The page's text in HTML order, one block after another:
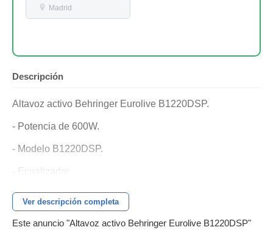
Madrid
Descripción
Altavoz activo Behringer Eurolive B1220DSP.
- Potencia de 600W.
- Modelo B1220DSP.
- Ecualizador
- Puerta de ruido
Ver descripción completa
Este anuncio "Altavoz activo Behringer Eurolive B1220DSP"